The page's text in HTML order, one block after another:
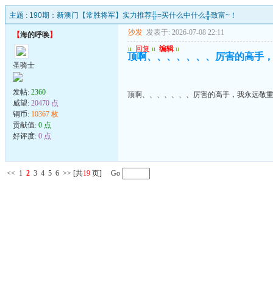
主题 : 190期：新澳门【常胜将军】实力推荐╬=买什么中什么╬致富~！
【海的呼唤】
圣骑士
发帖: 2360
威望: 20470 点
铜币: 10367 枚
贡献值: 0 点
好评度: 0 点
沙发 发表于: 2026-07-08 22:11
u 回复 u 编辑 u
顶啊、、、、、、、厉害的高手
顶啊、、、、、、、厉害的高手，我永远敬
<< 1 2 3 4 5 6 >> [共19 页] Go